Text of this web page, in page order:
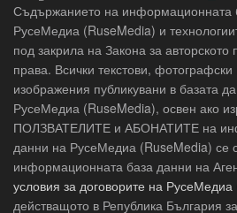
Съдържанието на информационната
РусеМедиа (RuseMedia) и
под закрила на Закона за
права. Всички текстови,
изображения публикувани в базата
РусеМедиа (RuseMedia), освен ако
ПОЛЗВАТЕЛИТЕ и АБОНАТИТЕ на
данни на РусеМедиа (RuseMedia) се
информационната база данни на
условия за договорите на
действащото в Република България